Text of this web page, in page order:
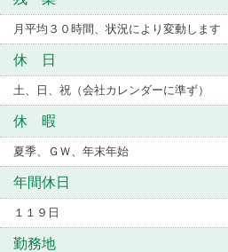
月平均３０時間、状況により変動します
休 日
土、日、祝（会社カレンダーに準ず）
休 暇
夏季、ＧＷ、年末年始
年間休日
１１９日
勤務地